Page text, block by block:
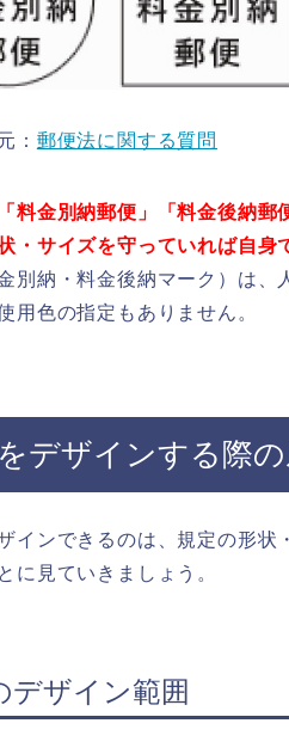
： 郵便法に関する質問
料金別納郵便」「料金後納郵
・サイズを守っていれば自身
別納・料金後納マーク）は
用色の指定もありません。
デザインする際
インできるのは、規定の形状
に見ていきましょう。
デザイン範囲